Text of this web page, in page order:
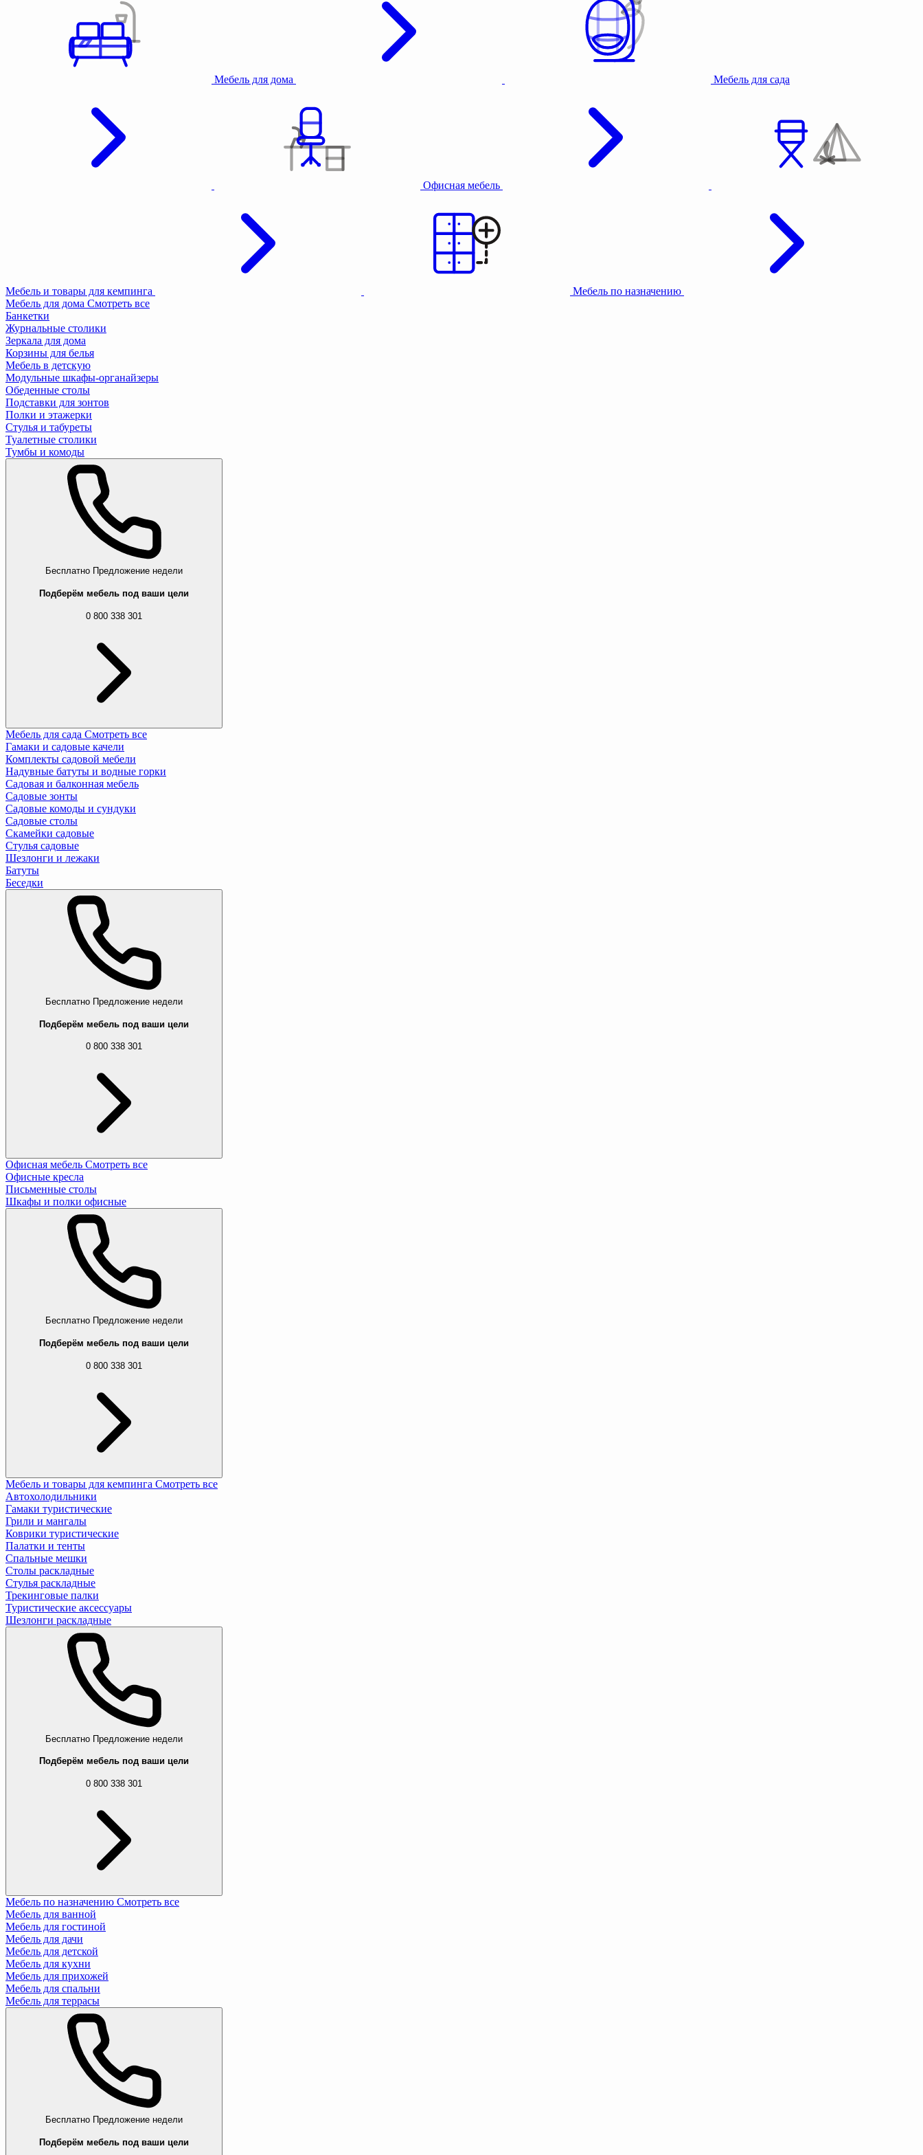
Мебель для дома Мебель для сада
Офисная мебель
Мебель и товары для кемпинга
Мебель по назначению
Мебель для дома Смотреть все
Банкетки
Журнальные столики
Зеркала для дома
Корзины для белья
Мебель в детскую
Модульные шкафы-органайзеры
Обеденные столы
Подставки для зонтов
Полки и этажерки
Стулья и табуреты
Туалетные столики
Тумбы и комоды
Бесплатно Предложение недели
Подберём мебель под ваши цели
0 800 338 301
Мебель для сада Смотреть все
Гамаки и садовые качели
Комплекты садовой мебели
Надувные батуты и водные горки
Садовая и балконная мебель
Садовые зонты
Садовые комоды и сундуки
Садовые столы
Скамейки садовые
Стулья садовые
Шезлонги и лежаки
Батуты
Беседки
Бесплатно Предложение недели
Подберём мебель под ваши цели
0 800 338 301
Офисная мебель Смотреть все
Офисные кресла
Письменные столы
Шкафы и полки офисные
Бесплатно Предложение недели
Подберём мебель под ваши цели
0 800 338 301
Мебель и товары для кемпинга Смотреть все
Автохолодильники
Гамаки туристические
Грили и мангалы
Коврики туристические
Палатки и тенты
Спальные мешки
Столы раскладные
Стулья раскладные
Трекинговые палки
Туристические аксессуары
Шезлонги раскладные
Бесплатно Предложение недели
Подберём мебель под ваши цели
0 800 338 301
Мебель по назначению Смотреть все
Мебель для ванной
Мебель для гостиной
Мебель для дачи
Мебель для детской
Мебель для кухни
Мебель для прихожей
Мебель для спальни
Мебель для террасы
Бесплатно Предложение недели
Подберём мебель под ваши цели